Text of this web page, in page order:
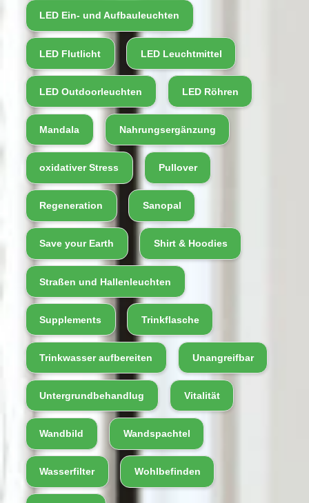
LED Ein- und Aufbauleuchten
LED Flutlicht LED Leuchtmittel
LED Outdoorleuchten LED Röhren
Mandala Nahrungsergänzung
oxidativer Stress Pullover
Regeneration Sanopal
Save your Earth Shirt & Hoodies
Straßen und Hallenleuchten
Supplements Trinkflasche
Trinkwasser aufbereiten Unangreifbar
Untergrundbehandlug Vitalität
Wandbild Wandspachtel
Wasserfilter Wohlbefinden